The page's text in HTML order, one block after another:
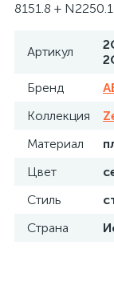
8151.8 +
Артикул
Бренд
Коллекция
Материал
Цвет
Стиль
Страна